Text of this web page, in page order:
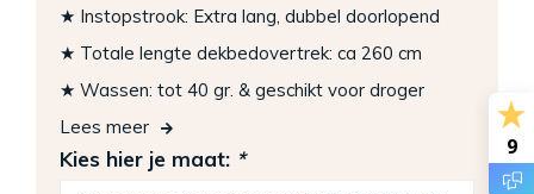
★ Instopstrook: Extra lang, dubbel doorlopend
★ Totale lengte dekbedovertrek: ca 260 cm
★ Wassen: tot 40 gr. & geschikt voor droger
Lees meer
Kies hier je maat: *
9